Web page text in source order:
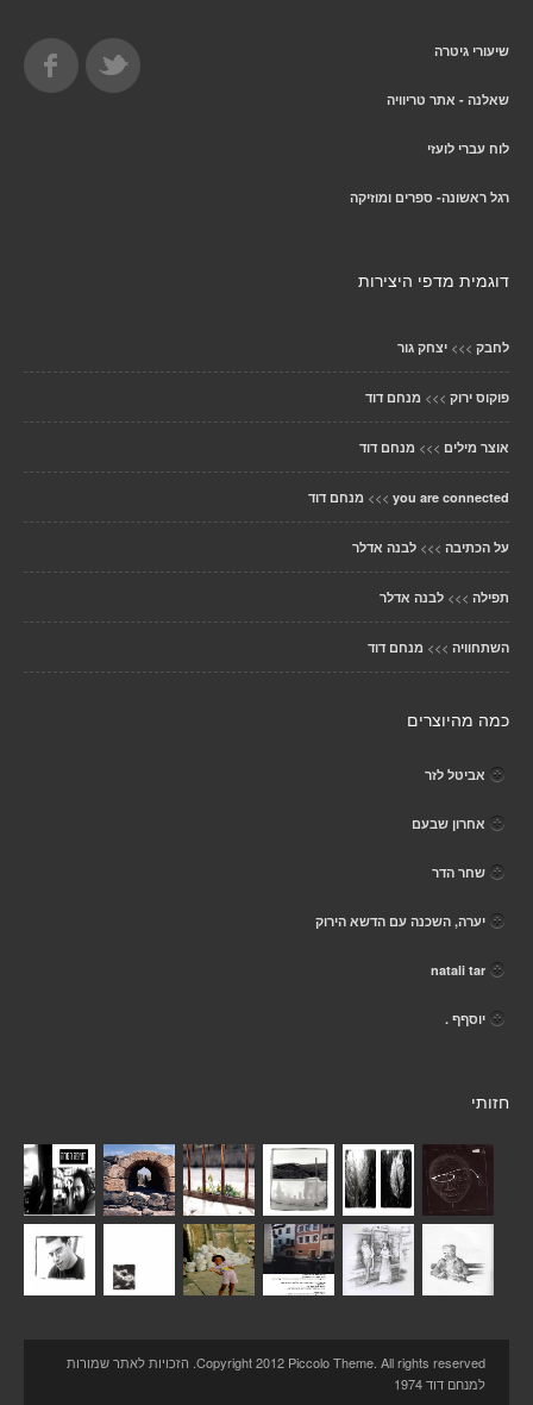
שיעורי גיטרה
שאלנה - אתר טריוויה
לוח עברי לועזי
רגל ראשונה- ספרים ומוזיקה
דוגמית מדפי היצירות
לחבק >>> יצחק גור
פוקוס ירוק >>> מנחם דוד
אוצר מילים >>> מנחם דוד
you are connected
>>> מנחם דוד
על הכתיבה >>> לבנה אדלר
תפילה >>> לבנה אדלר
השתחוויה >>> מנחם דוד
כמה מהיוצרים
אביטל לזר
אחרון שבעם
שחר הדר
יערה, השכנה עם הדשא הירוק
natali tar
יוסףף .
חזותי
Copyright 2012 Piccolo Theme. All rights reserved. הזכויות לאתר שמורות
למנחם דוד 1974